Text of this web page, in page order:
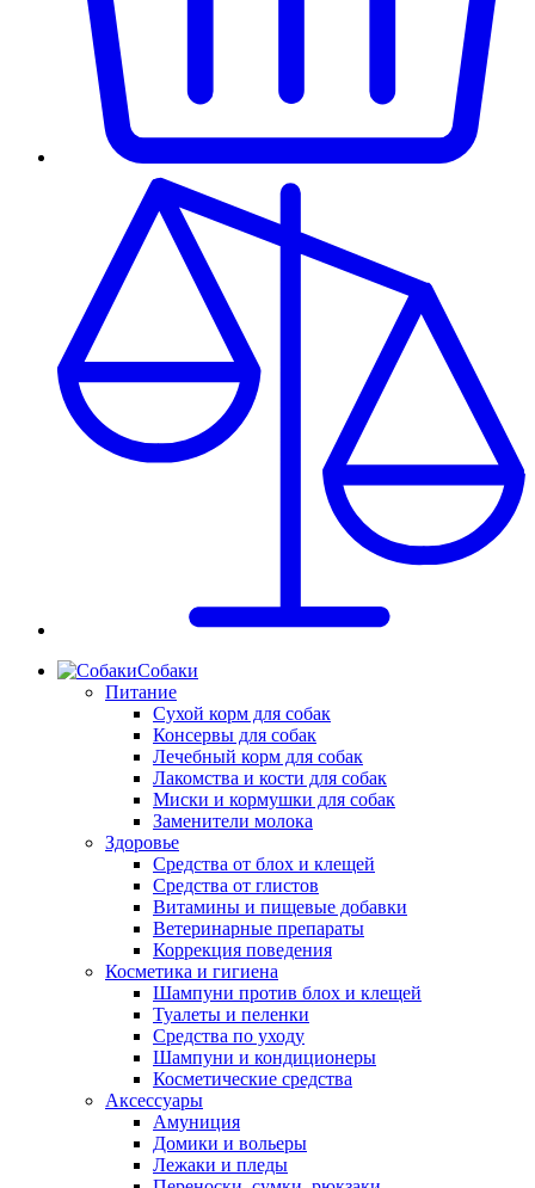
Собаки
Питание
Сухой корм для собак
Консервы для собак
Лечебный корм для собак
Лакомства и кости для собак
Миски и кормушки для собак
Заменители молока
Здоровье
Средства от блох и клещей
Средства от глистов
Витамины и пищевые добавки
Ветеринарные препараты
Коррекция поведения
Косметика и гигиена
Шампуни против блох и клещей
Туалеты и пеленки
Средства по уходу
Шампуни и кондиционеры
Косметические средства
Аксессуары
Амуниция
Домики и вольеры
Лежаки и пледы